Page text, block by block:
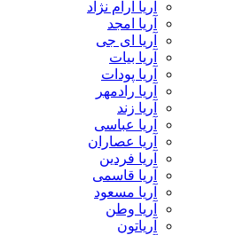
آریا آرام نژاد
آریا امجد
آریا ای جی
آریا بیات
آریا پودات
آریا رادمهر
آریا زند
آریا عباسی
آریا عصاران
آریا فردین
آریا قاسمی
آریا مسعود
آریا وطن
آریاتون